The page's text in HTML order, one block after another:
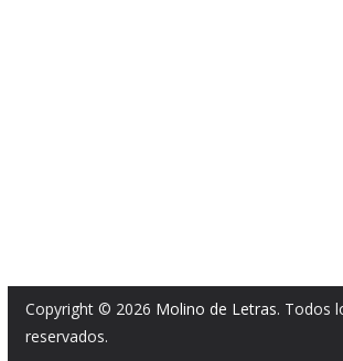
Copyright © 2026 Molino de Letras. Todos
reservados.